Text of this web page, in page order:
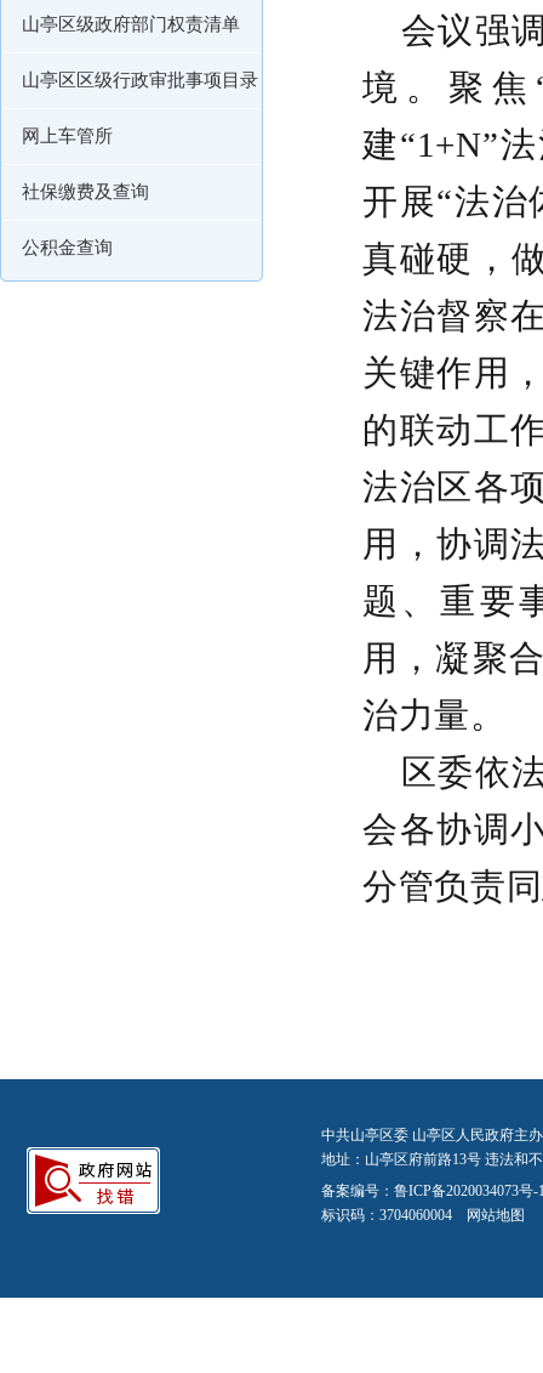
山亭区级政府部门权责清单
山亭区区级行政审批事项目录
网上车管所
社保缴费及查询
公积金查询
会议强
境。 聚
建“1+N”
开展“法治
真碰硬，
法治督察
关键作用
的联动工
法治区各
用，协调
题、重要
用，凝聚
治力量。
区委依
会各协调
分管负责
中共山亭区委 山亭区人民政府主
地址：山亭区府前路13号 违法和
备案编号： 鲁ICP备2020034073号-
标识码：3704060004 网站地图